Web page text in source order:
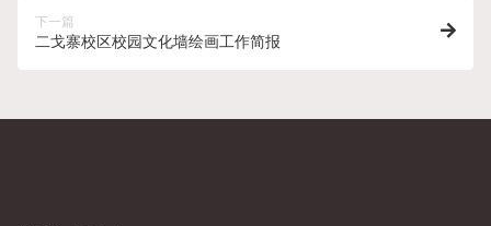
下一篇
二戈寨校区校园文化墙绘画工作简报